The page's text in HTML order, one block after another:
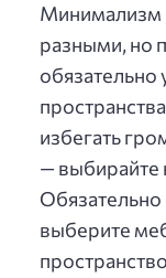
Минимализм
разными, но
обязательно
избегать
— выбирайте
выберите